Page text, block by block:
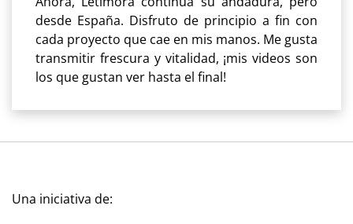
desde España. Disfruto de principio a fin con
cada proyecto que cae en mis manos. Me gusta
transmitir frescura y vitalidad, ¡mis videos son
los que gustan ver hasta el final!
Una iniciativa de: